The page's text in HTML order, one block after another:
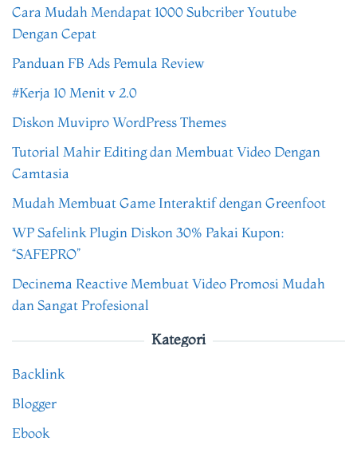
Cara Mudah Mendapat 1000 Subcriber Youtube
Dengan Cepat
Panduan FB Ads Pemula Review
#Kerja 10 Menit v 2.0
Diskon Muvipro WordPress Themes
Tutorial Mahir Editing dan Membuat Video Dengan
Camtasia
Mudah Membuat Game Interaktif dengan Greenfoot
WP Safelink Plugin Diskon 30% Pakai Kupon:
“SAFEPRO”
Decinema Reactive Membuat Video Promosi Mudah
dan Sangat Profesional
Kategori
Backlink
Blogger
Ebook